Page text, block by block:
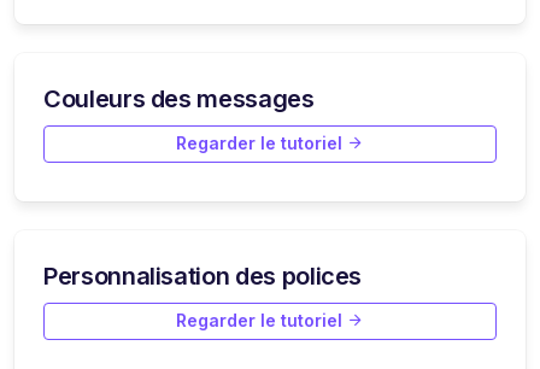
Couleurs des messages
Regarder le tutoriel
Personnalisation des polices
Regarder le tutoriel